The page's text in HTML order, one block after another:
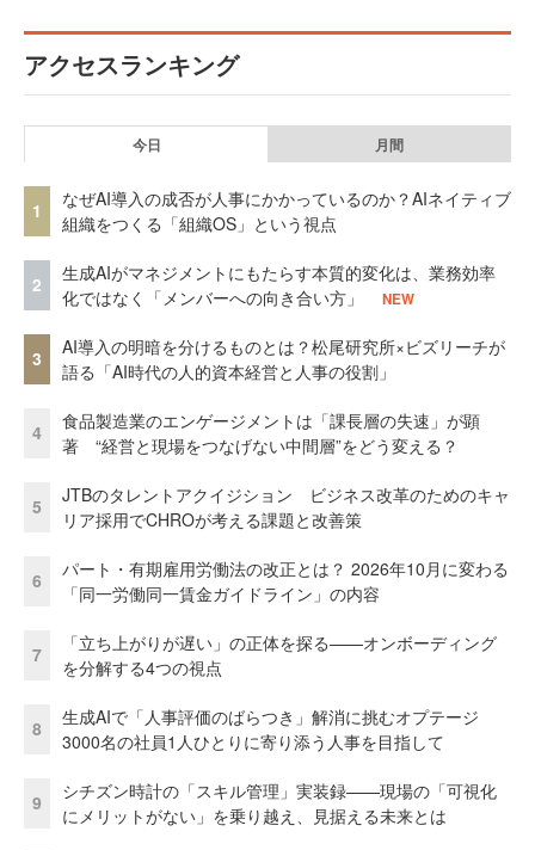
アクセスランキング
今日 月間
1
なぜAI導入の成否が人事にかかっているのか？AIネイティブ
組織をつくる「組織OS」という視点
2
生成AIがマネジメントにもたらす本質的変化は、業務効率
化ではなく「メンバーへの向き合い方」
NEW
3
AI導入の明暗を分けるものとは？松尾研究所×ビズリーチが
語る「AI時代の人的資本経営と人事の役割」
4
食品製造業のエンゲージメントは「課長層の失速」が顕
著 “経営と現場をつなげない中間層”をどう変える？
5
JTBのタレントアクイジション ビジネス改革のためのキャ
リア採用でCHROが考える課題と改善策
6
パート・有期雇用労働法の改正とは？ 2026年10月に変わる
「同一労働同一賃金ガイドライン」の内容
7
「立ち上がりが遅い」の正体を探る——オンボーディング
を分解する4つの視点
8
生成AIで「人事評価のばらつき」解消に挑むオプテージ
3000名の社員1人ひとりに寄り添う人事を目指して
9
シチズン時計の「スキル管理」実装録——現場の「可視化
にメリットがない」を乗り越え、見据える未来とは